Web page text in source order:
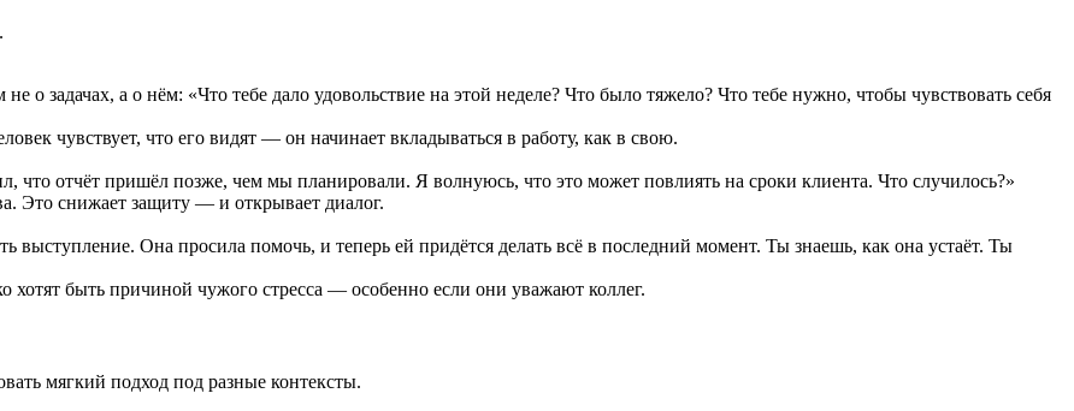
задачах, а о нём: «Что тебе дало удовольствие на этой неделе? Что было тяжело? Что тебе нужно, чтобы чувствовать себя
чувствует, что его видят — он начинает вкладываться в работу, как в свою.
что отчёт пришёл позже, чем мы планировали. Я волнуюсь, что это может повлиять на сроки клиента. Что случилось?»
Это снижает защиту — и открывает диалог.
Она просила помочь, и теперь ей придётся делать всё в последний момент. Ты знаешь, как она устаёт. Ты
быть причиной чужого стресса — особенно если они уважают коллег.
мягкий подход под разные контексты.